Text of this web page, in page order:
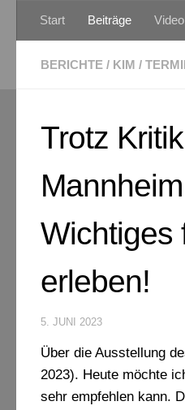
Zum Inhalt springen
Start Beiträge Video
BERICHTE / KIM /
Trotz
Wichtiges
erleben!
5. JUNI 2023
Über die Ausstellung
2023). Heute möchte
sehr empfehlen kann.